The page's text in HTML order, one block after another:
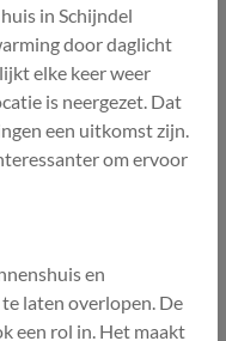
in Schijndel
door daglicht
elke keer weer
is neergezet. Dat
een uitkomst zijn.
om ervoor
en
laten overlopen. De
een rol in. Het maakt